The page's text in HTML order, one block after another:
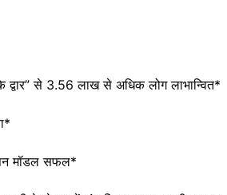
से 3.56 लाख से अधिक लोग लाभान्वित*
मॉडल सफल*